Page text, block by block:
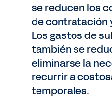
se reducen los
de contratación
Los gastos de
también se
eliminarse la
recurrir a
temporales.